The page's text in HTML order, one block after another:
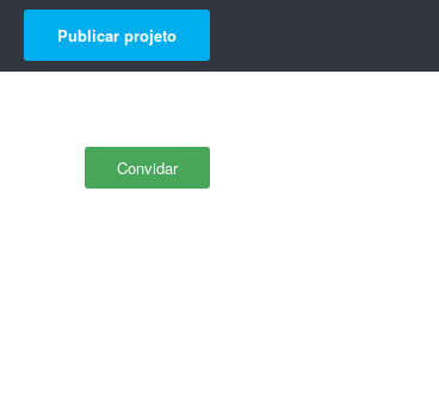
Publicar projeto
Convidar